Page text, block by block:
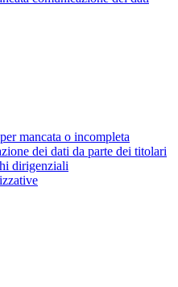
mancata o incompleta
dei dati da parte dei titolari
dirigenziali